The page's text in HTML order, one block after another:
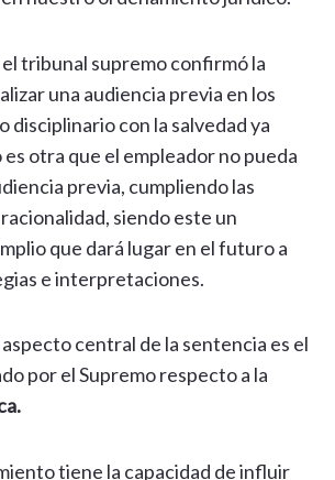
tribunal supremo confirmó la
una audiencia previa en los
disciplinario con la salvedad ya
otra que el empleador no pueda
previa, cumpliendo las
siendo este un
que dará lugar en el futuro a
e interpretaciones.
central de la sentencia es el
por el Supremo respecto a la
tiene la capacidad de influir